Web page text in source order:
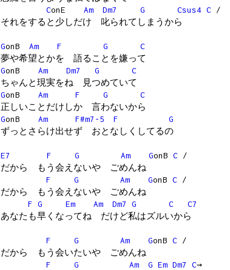
ConE Am Dm7 G Csus4 C /
それをすると少しだけ 叱られてしまうから
GonB Am F G
C
夢や希望とかを 語ることを嫌って
GonB Am Dm7 G
C
ちゃんと現実をね 見つめていて
GonB Am F G
C
正しいことだけしか 言わないから
GonB Am F#m7-5 F
G
ずっとさらけ出せず おとなしくしてるの
E7 F G Am GonB C /
だから もう会えないや ごめんね
F
G Am GonB C /
だから もう会えないや ごめんね
F G Em Am Dm7 G C
C7
あなたも早くなってね だけど私はズルいから
F G Am GonB C /
だから もう会いたいや ごめんね
F
G Am G Em Dm7 C→